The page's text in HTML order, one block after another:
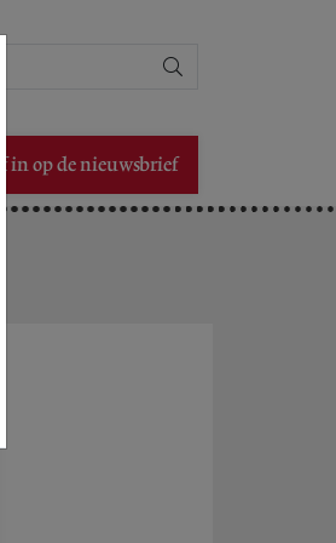
in op de nieuwsbrief